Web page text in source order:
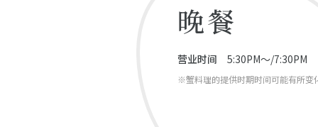
晚餐
营业时间 5:30PM～/7:30PM
※蟹料理的提供时期时间可能有所变